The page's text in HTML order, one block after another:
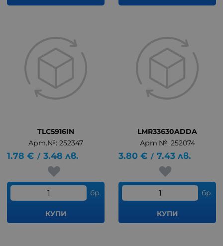
TLC5916IN
Арт.№: 252347
1.78 € / 3.48 лв.
бр.
КУПИ
LMR33630ADDA
Арт.№: 252074
3.80 € / 7.43 лв.
бр.
КУПИ